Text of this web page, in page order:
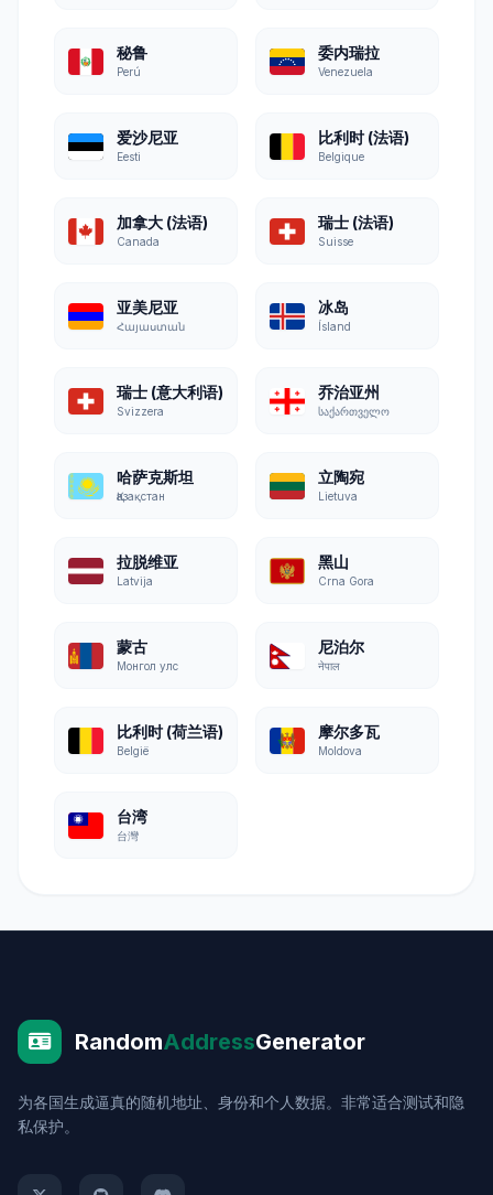
秘鲁
Perú
委内瑞拉
Venezuela
爱沙尼亚
Eesti
比利时 (法语)
Belgique
加拿大 (法语)
Canada
瑞士 (法语)
Suisse
亚美尼亚
Հայաստան
冰岛
Ísland
瑞士 (意大利语)
Svizzera
乔治亚州
საქართველო
哈萨克斯坦
Қазақстан
立陶宛
Lietuva
拉脱维亚
Latvija
黑山
Crna Gora
蒙古
Монгол улс
尼泊尔
नेपाल
比利时 (荷兰语)
België
摩尔多瓦
Moldova
台湾
台灣
RandomAddressGenerator
为各国生成逼真的随机地址、身份和个人数据。非常适合测试和隐
私保护。